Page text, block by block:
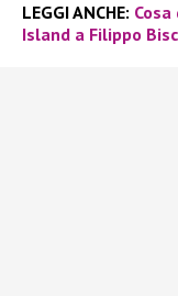
LEGGI ANCHE:
Island a Filippo